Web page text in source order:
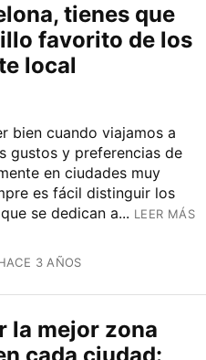
tienes que
favorito de los
local
bien cuando viajamos a
gustos y preferencias de
en ciudades muy
es fácil distinguir los
se dedican a... LEER MÁS
3 AÑOS
la mejor zona